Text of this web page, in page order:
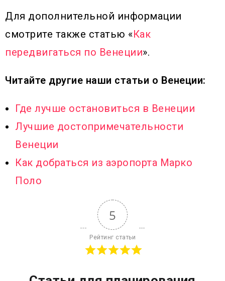
Для дополнительной информации
смотрите также статью «Как
передвигаться по Венеции».
Читайте другие наши статьи о Венеции:
Где лучше остановиться в Венеции
Лучшие достопримечательности
Венеции
Как добраться из аэропорта Марко
Поло
5
Рейтинг статьи